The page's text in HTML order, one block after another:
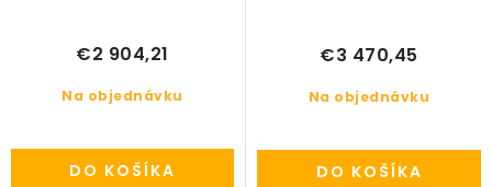
Na objednávku
€2 904,21
DO KOŠÍKA
Na objednávku
€3 470,45
DO KOŠÍKA